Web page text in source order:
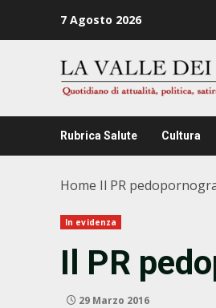
7 Agosto 2026
Rubrica Salute Cultura
Home Il PR
In evidenza
Il PR
29 Marzo 2016